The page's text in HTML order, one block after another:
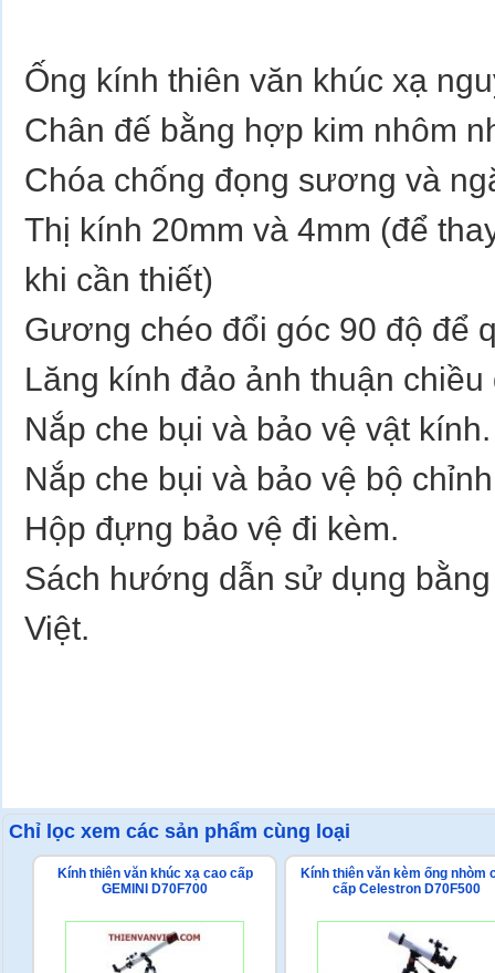
Ống kính thiên văn khúc xạ
Chân đế bằng hợp kim nhôm
Chóa chống đọng sương và
Thị kính 20mm và 4mm (để
khi cần thiết)
Gương chéo đổi góc 90 độ để
Lăng kính đảo ảnh thuận
Nắp che bụi và bảo vệ vật kính.
Nắp che bụi và bảo vệ bộ
Hộp đựng bảo vệ đi kèm.
Sách hướng dẫn sử dụng
Việt.
Chỉ lọc xem các sản phẩm cùng loại
Kính thiên văn khúc xạ cao cấp
GEMINI D70F700
Kính thiên văn kèm ống nhòm
cấp Celestron D70F500